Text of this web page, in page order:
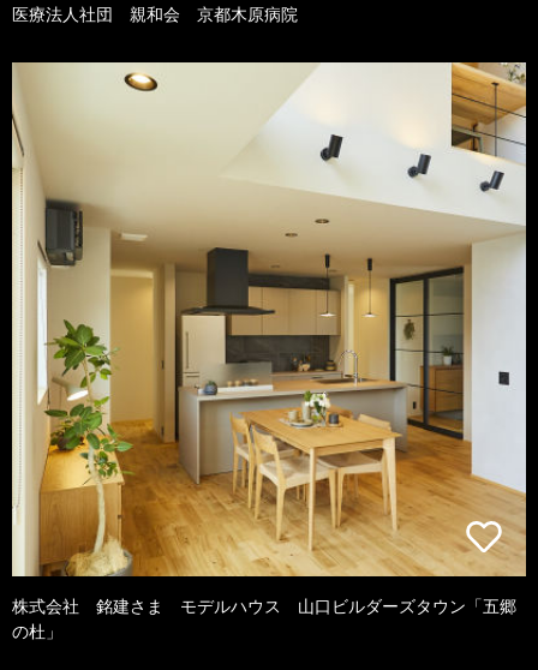
医療法人社団 親和会 京都木原病院
株式会社 銘建さま モデルハウス 山口ビルダーズタウン「五郷
の杜」